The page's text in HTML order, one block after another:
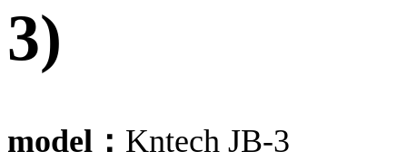
3)
model： Kntech JB-3